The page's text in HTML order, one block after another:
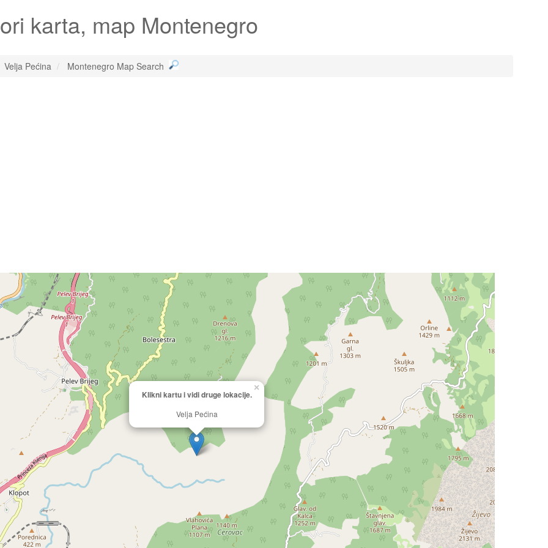
karta, map Montenegro
Velja Pećina Montenegro Map Search
Klikni kartu i vidi druge lokacije.
Velja Pećina
×